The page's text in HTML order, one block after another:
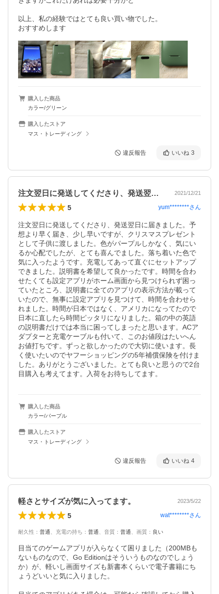
以上、私の経験ではとても良い買い物でした。
おすすめします
購入した商品
カラー/グリーン
購入したストア
マス・トレーディング
違反報告 いいね 3
注文翌日に発送してくださり、発送翌日に… 2021/12/21
5 yum********さん
注文翌日に発送してくださり、発送翌日に届きました。予
想より早く届き、少し早いですが、クリスマスプレゼント
として子供に渡しました。色がパープルしかなく、気にい
るか心配でしたが、とても喜んでました。落ち着いた色で
気に入ったようです。充電してあって直ぐにセットアップ
できました。説明書を希望して良かったです。時間を合わ
せたくても設定アプリがホーム画面から見つけられず困っ
ていたところ、説明書に全てのアプリの表示方法が載って
いたので、無事に設定アプリを見つけて、時間を合わせら
れました。時間が日本ではなく、アメリカになってたので
日本に直したら時間ピッタリになりました。箱の中の英語
の説明書だけでは本当に困ってしまったと思います。ACア
ダプターと充電ケーブルも付いて、このお値段はたいへん
お値打ちです。ずっと欲しかったので大切に使います。長
く使いたいのでヤフーショッピングの5年補償保険を付けま
した。ありがとうございました。とても良いと思うので2台
目購入も考えてます。入荷をお待ちしてます。
購入した商品
カラー/パープル
購入したストア
マス・トレーディング
違反報告 いいね 4
軽さとサイズが気に入ってます。 2023/5/22
5 wat********さん
耐久性 ： 普通 充電の持ち ： 普通 音質 ： 普通 画質 ： 良い
目当てのゲームアプリが入らなくて困りました（200MBも
ないものなので、Go Editionはそういうものなのでしょう
か）が、軽いし画面サイズも新書本くらいで電子書籍にち
ょうどいいと気に入りました。